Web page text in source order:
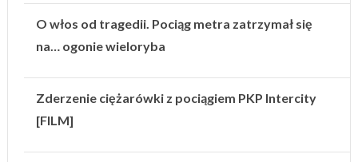
O włos od tragedii. Pociąg metra zatrzymał się
na… ogonie wieloryba
Zderzenie ciężarówki z pociągiem PKP Intercity
[FILM]